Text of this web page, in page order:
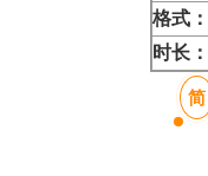
格式：
时长：
简